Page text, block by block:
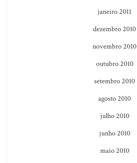
janeiro 2011
dezembro 2010
novembro 2010
outubro 2010
setembro 2010
agosto 2010
julho 2010
junho 2010
maio 2010